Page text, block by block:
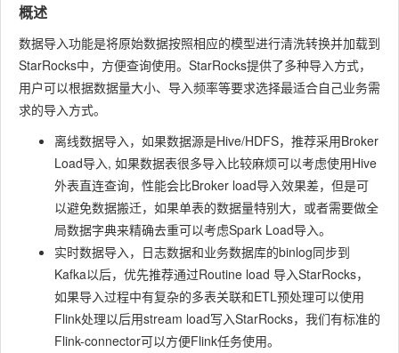
概述
数据导入功能是将原始数据按照相应的模型进行清洗转换并加载到
StarRocks中，方便查询使用。StarRocks提供了多种导入方式，
用户可以根据数据量大小、导入频率等要求选择最适合自己业务需
求的导入方式。
离线数据导入，如果数据源是Hive/HDFS，推荐采用Broker
Load导入, 如果数据表很多导入比较麻烦可以考虑使用Hive
外表直连查询，性能会比Broker load导入效果差，但是可
以避免数据搬迁，如果单表的数据量特别大，或者需要做全
局数据字典来精确去重可以考虑Spark Load导入。
实时数据导入，日志数据和业务数据库的binlog同步到
Kafka以后，优先推荐通过Routine load 导入StarRocks，
如果导入过程中有复杂的多表关联和ETL预处理可以使用
Flink处理以后用stream load写入StarRocks，我们有标准的
Flink-connector可以方便Flink任务使用。